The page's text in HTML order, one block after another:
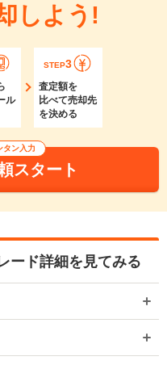
しよう!
ル
STEP3
査定額を
比べて売却先
を決める
タン入力
スタート
ード詳細を見てみる